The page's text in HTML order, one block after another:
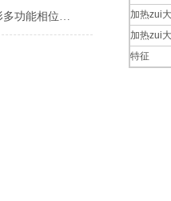
MG3001B+三相钳形多功能相位伏安表主要特点是什么
加热zui
加热zui
特征